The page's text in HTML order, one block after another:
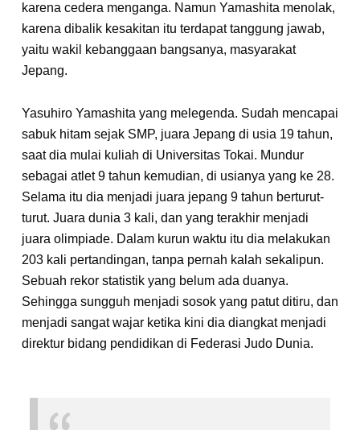
karena cedera menganga. Namun Yamashita menolak,
karena dibalik kesakitan itu terdapat tanggung jawab,
yaitu wakil kebanggaan bangsanya, masyarakat
Jepang.
Yasuhiro Yamashita yang melegenda. Sudah mencapai
sabuk hitam sejak SMP, juara Jepang di usia 19 tahun,
saat dia mulai kuliah di Universitas Tokai. Mundur
sebagai atlet 9 tahun kemudian, di usianya yang ke 28.
Selama itu dia menjadi juara jepang 9 tahun berturut-
turut. Juara dunia 3 kali, dan yang terakhir menjadi
juara olimpiade. Dalam kurun waktu itu dia melakukan
203 kali pertandingan, tanpa pernah kalah sekalipun.
Sebuah rekor statistik yang belum ada duanya.
Sehingga sungguh menjadi sosok yang patut ditiru, dan
menjadi sangat wajar ketika kini dia diangkat menjadi
direktur bidang pendidikan di Federasi Judo Dunia.